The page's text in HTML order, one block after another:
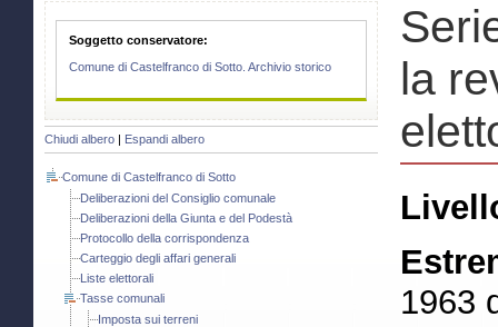
Soggetto conservatore:
Comune di Castelfranco di Sotto. Archivio storico
Chiudi albero Espandi albero
Comune di Castelfranco di Sotto
Deliberazioni del Consiglio comunale
Deliberazioni della Giunta e del Podestà
Protocollo della corrispondenza
Carteggio degli affari generali
Liste elettorali
Tasse comunali
Imposta sui terreni
la
1963